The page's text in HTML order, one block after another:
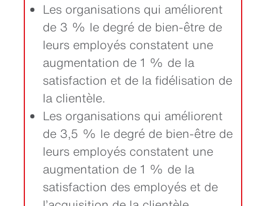
Les organisations qui améliorent
de 3 % le degré de bien-être de
leurs employés constatent une
augmentation de 1 % de la
satisfaction et de la fidélisation de
la clientèle.
Les organisations qui améliorent
de 3,5 % le degré de bien-être de
leurs employés constatent une
augmentation de 1 % de la
satisfaction des employés et de